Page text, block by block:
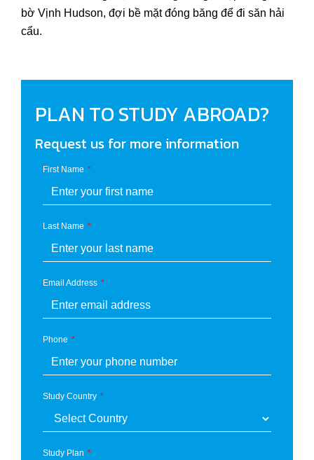
bờ Vịnh Hudson, đợi bề mặt đóng băng để đi săn hải
cẩu.
PLAN TO STUDY ABROAD?
Request us for more information
First Name
Last Name
Email Address
Phone
Study Country
Study Plan